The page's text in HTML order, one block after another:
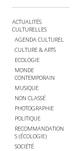
ACTUALITÉS
CULTURELLES
AGENDA CULTUREL
CULTURE & ARTS
ECOLOGIE
MONDE
CONTEMPORAIN
MUSIQUE
NON CLASSÉ
PHOTOGRAPHIE
POLITIQUE
RECOMMANDATION
S (ÉCOLOGIE)
SOCIÉTÉ